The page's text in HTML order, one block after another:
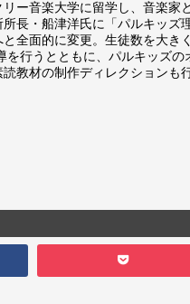
ー音楽大学に留学し、音楽家
長・船津洋氏に「パルキッズ
全面的に変更。生徒数を大き
を行うとともに、パルキッズの
教材の制作ディレクションも